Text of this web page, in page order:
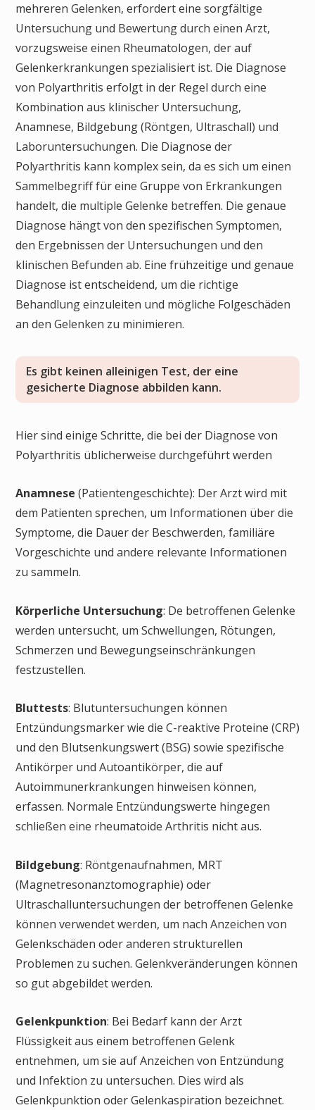
mehreren Gelenken, erfordert eine sorgfältige
Untersuchung und Bewertung durch einen Arzt,
vorzugsweise einen Rheumatologen, der auf
Gelenkerkrankungen spezialisiert ist. Die Diagnose
von Polyarthritis erfolgt in der Regel durch eine
Kombination aus klinischer Untersuchung,
Anamnese, Bildgebung (Röntgen, Ultraschall) und
Laboruntersuchungen. Die Diagnose der
Polyarthritis kann komplex sein, da es sich um einen
Sammelbegriff für eine Gruppe von Erkrankungen
handelt, die multiple Gelenke betreffen. Die genaue
Diagnose hängt von den spezifischen Symptomen,
den Ergebnissen der Untersuchungen und den
klinischen Befunden ab. Eine frühzeitige und genaue
Diagnose ist entscheidend, um die richtige
Behandlung einzuleiten und mögliche Folgeschäden
an den Gelenken zu minimieren.
Es gibt keinen alleinigen Test, der eine
gesicherte Diagnose abbilden kann.
Hier sind einige Schritte, die bei der Diagnose von
Polyarthritis üblicherweise durchgeführt werden
Anamnese (Patientengeschichte): Der Arzt wird mit
dem Patienten sprechen, um Informationen über die
Symptome, die Dauer der Beschwerden, familiäre
Vorgeschichte und andere relevante Informationen
zu sammeln.
Körperliche Untersuchung: De betroffenen Gelenke
werden untersucht, um Schwellungen, Rötungen,
Schmerzen und Bewegungseinschränkungen
festzustellen.
Bluttests: Blutuntersuchungen können
Entzündungsmarker wie die C-reaktive Proteine (CRP)
und den Blutsenkungswert (BSG) sowie spezifische
Antikörper und Autoantikörper, die auf
Autoimmunerkrankungen hinweisen können,
erfassen. Normale Entzündungswerte hingegen
schließen eine rheumatoide Arthritis nicht aus.
Bildgebung: Röntgenaufnahmen, MRT
(Magnetresonanztomographie) oder
Ultraschalluntersuchungen der betroffenen Gelenke
können verwendet werden, um nach Anzeichen von
Gelenkschäden oder anderen strukturellen
Problemen zu suchen. Gelenkveränderungen können
so gut abgebildet werden.
Gelenkpunktion: Bei Bedarf kann der Arzt
Flüssigkeit aus einem betroffenen Gelenk
entnehmen, um sie auf Anzeichen von Entzündung
und Infektion zu untersuchen. Dies wird als
Gelenkpunktion oder Gelenkaspiration bezeichnet.